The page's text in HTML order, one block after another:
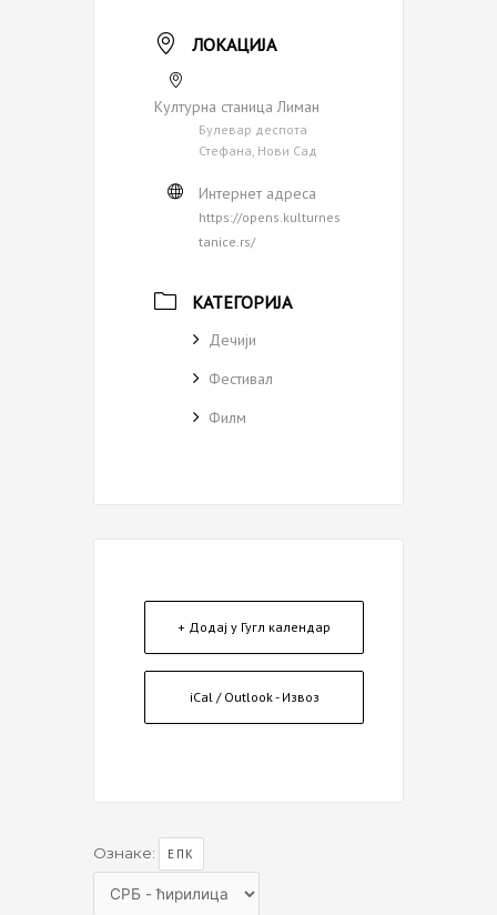
ЛОКАЦИЈА
Културна станица Лиман
Булевар деспота
Стефана, Нови Сад
Интернет адреса
https://opens.kulturnes
tanice.rs/
КАТЕГОРИЈА
Дечији
Фестивал
Филм
+ Додај у Гугл календар
iCal / Outlook - Извоз
Ознаке: ЕПК